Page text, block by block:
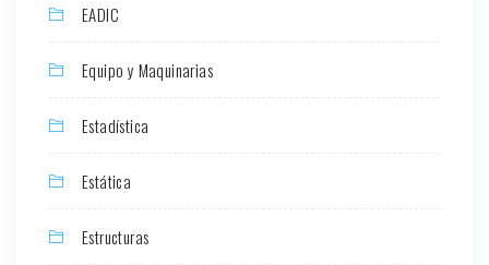
EADIC
Equipo y Maquinarias
Estadística
Estática
Estructuras